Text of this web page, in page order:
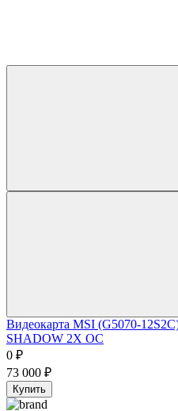
Видеокарта MSI (G5070-
SHADOW 2X OC
0 ₽
73 000 ₽
Купить